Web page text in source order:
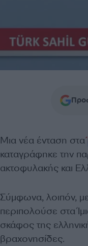
Μια νέα ένταση στα
καταγράφηκε την
ακτοφυλακής και
Σύμφωνα, λοιπόν,
περιπολούσε στα
σκάφος της
βραχονησίδες.